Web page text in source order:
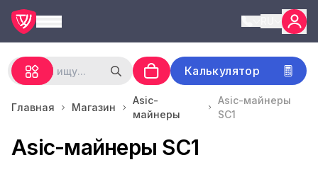
Калькулятор
Главная Магазин
Asic-
майнеры
Asic-майнеры
SC1
Asic-майнеры SC1